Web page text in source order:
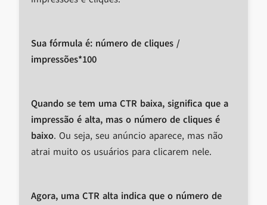
Sua fórmula é: número de cliques /
impressões*100
Quando se tem uma CTR baixa, significa que a
impressão é alta, mas o número de cliques é
baixo. Ou seja, seu anúncio aparece, mas não
atrai muito os usuários para clicarem nele.
Agora, uma CTR alta indica que o número de